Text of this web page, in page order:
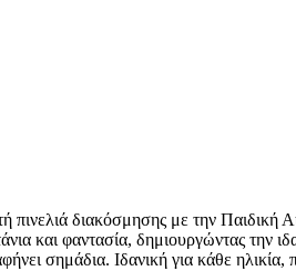
πινελιά διακόσμησης με την
και φαντασία, δημιουργώντας την
σημάδια. Ιδανική για κάθε